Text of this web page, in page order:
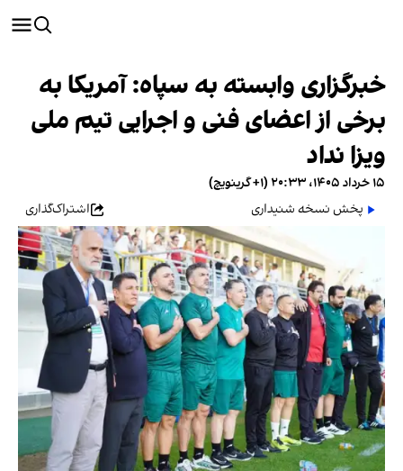
خبرگزاری وابسته به سپاه: آمریکا به
برخی از اعضای فنی و اجرایی تیم ملی
ویزا نداد
۱۵ خرداد ۱۴۰۵، ۲۰:۳۳ (‎+۱ گرینویچ)
پخش نسخه شنیداری
اشتراک‌گذاری